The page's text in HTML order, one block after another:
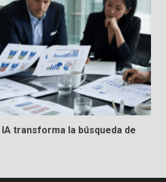
transforma la búsqueda de